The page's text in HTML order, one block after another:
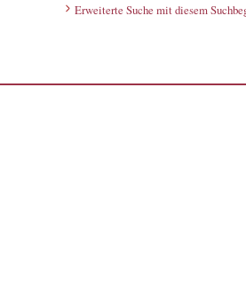
Erweiterte Suche mit diesem